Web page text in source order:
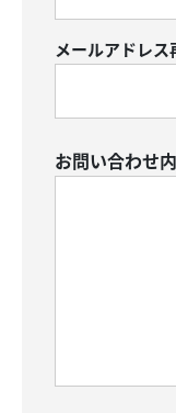
メールアドレス
お問い合わせ